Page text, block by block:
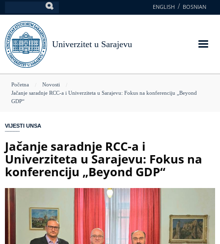
na
glavni
sadržaj
ENGLISH BOSNIAN
Univerzitet u Sarajevu
You
are
Početna
Novosti
Jačanje saradnje RCC-a i Univerziteta u Sarajevu: Fokus na konferenciju „Beyond
GDP“
VIJESTI UNSA
Jačanje saradnje RCC-a i
Univerziteta u Sarajevu: Fokus na
konferenciju „Beyond GDP“